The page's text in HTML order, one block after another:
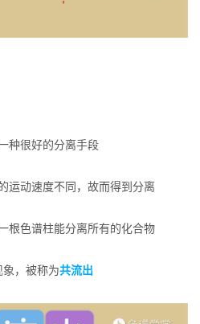
种很好的分离手段
运动速度不同，故而得到分离
根色谱柱能分离所有的化合物
，被称为共流出